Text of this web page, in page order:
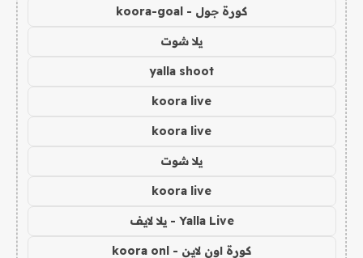
كورة جول - koora-goal
يلا شوت
yalla shoot
koora live
koora live
يلا شوت
koora live
Yalla Live - يلا لايف
كورة اون لاين - koora onl